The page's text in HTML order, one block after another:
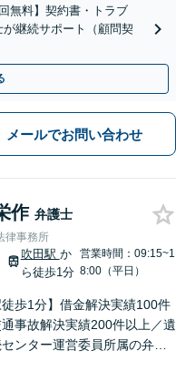
無料】契約書・トラブ
継続サポート（顧問契
メールでお問い合わせ
作 弁護士
律事務所
吹田駅 か
ら徒歩1分
営業時間：09:15~1
8:00（平日）
徒歩1分】借金解決実績100件
事故解決実績200件以上／遺
ンター運営委員所属の弁護